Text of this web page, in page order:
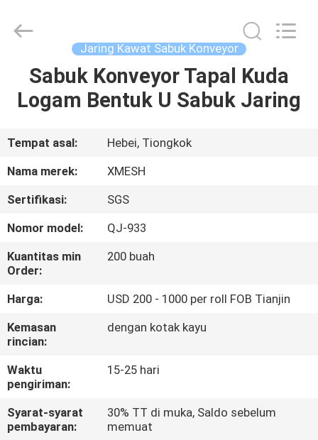
RUMAH
TENTANG
KAMI
TUR
PABRIK
KONTROL
KUALITAS
HUBUNGI
KAMI
MFG
Reserved.
Jaring Kawat Sabuk Konveyor
Sabuk Konveyor Tapal Kuda
Logam Bentuk U Sabuk Jaring
Tempat asal:
Hebei, Tiongkok
Nama merek:
XMESH
Sertifikasi:
SGS
Nomor model:
QJ-933
Kuantitas min
Order:
200 buah
Harga:
USD 200 - 1000 per roll FOB Tianjin
Kemasan
rincian:
dengan kotak kayu
Waktu
pengiriman:
15-25 hari
Syarat-syarat
pembayaran:
30% TT di muka, Saldo sebelum
memuat